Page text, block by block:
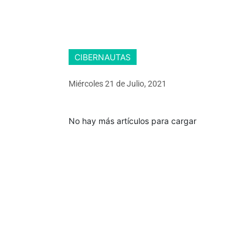
CIBERNAUTAS
Miércoles 21 deJulio, 2021
No hay más artículos para cargar